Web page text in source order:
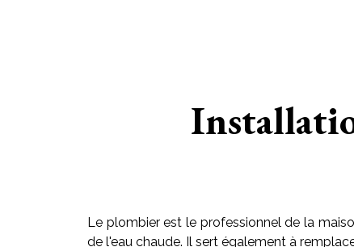
Le plombier est le professionnel de la
de l'eau chaude. Il sert également à